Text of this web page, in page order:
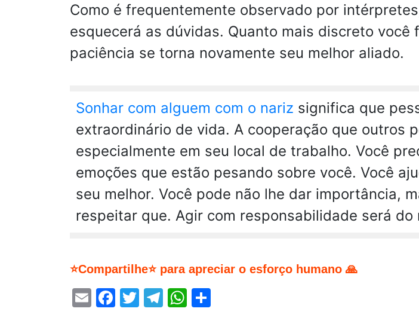
Como é frequentemente observado por
esquecerá as dúvidas. Quanto mais discreto
paciência se torna novamente seu melhor aliado.
Sonhar com alguem com o nariz significa que
extraordinário de vida. A cooperação que outros
especialmente em seu local de trabalho. Você
emoções que estão pesando sobre você. Você
seu melhor. Você pode não lhe dar importância,
respeitar que. Agir com responsabilidade será
⭐Compartilhe⭐ para apreciar o esforço humano 🙏
EmailFacebook
Twitter
Telegram
WhatsApp